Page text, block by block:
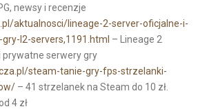
newsy i recenzje
aktualnosci/lineage-2-server-oficjalne-i-
l2-servers,1191.html – Lineage 2
prywatne serwery gry
steam-tanie-gry-fps-strzelanki-
– 41 strzelanek na Steam do 10 zł.
4 zł